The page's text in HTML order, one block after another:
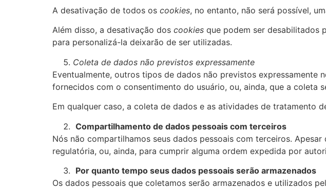
A desativação de todos os cookies, no entanto, não será possível,
Além disso, a desativação dos cookies que podem ser desabilitados
para personalizá-la deixarão de ser utilizadas.
Coleta de dados não previstos expressamente
Eventualmente, outros tipos de dados não previstos expressamente
fornecidos com o consentimento do usuário, ou, ainda, que a coleta
Em qualquer caso, a coleta de dados e as atividades de tratamento
Compartilhamento de dados pessoais com terceiros
Nós não compartilhamos seus dados pessoais com terceiros.
regulatória, ou, ainda, para cumprir alguma ordem expedida por
Por quanto tempo seus dados pessoais serão armazenados
Os dados pessoais que coletamos serão armazenados e utilizados